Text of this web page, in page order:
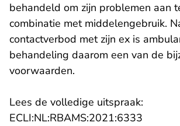
behandeld om zijn problemen aan
combinatie met middelengebruik.
contactverbod met zijn ex is
behandeling daarom een van de
voorwaarden.
Lees de volledige uitspraak:
ECLI:NL:RBAMS:2021:6333